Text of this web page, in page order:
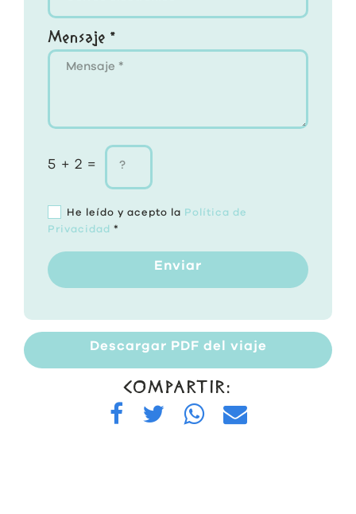
Mensaje *
5 + 2 =
He leído y acepto la Política de
Privacidad *
Enviar
Descargar PDF del viaje
COMPARTIR: